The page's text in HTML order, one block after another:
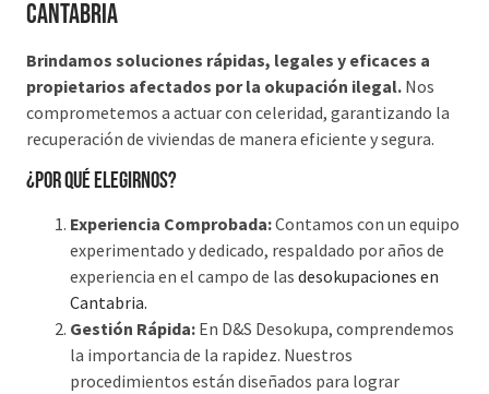
Cantabria
Brindamos soluciones rápidas, legales y eficaces a
propietarios afectados por la okupación ilegal. Nos
comprometemos a actuar con celeridad, garantizando la
recuperación de viviendas de manera eficiente y segura.
¿Por qué elegirnos?
Experiencia Comprobada:Contamos con un equipo
experimentado y dedicado, respaldado por años de
experiencia en el campo de las desokupaciones en
Cantabria.
Gestión Rápida: En D&S Desokupa, comprendemos
la importancia de la rapidez. Nuestros
procedimientos están diseñados para lograr